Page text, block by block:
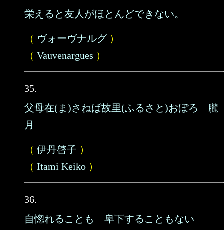
栄えると友人がほとんどできない。
（ ヴォーヴナルグ）
（ Vauvenargues ）
35.
父母在(ま)さねば故里(ふるさと)おぼろ 朧
月
（ 伊丹啓子 ）
（ Itami Keiko ）
36.
自惚れることも 卑下することもない